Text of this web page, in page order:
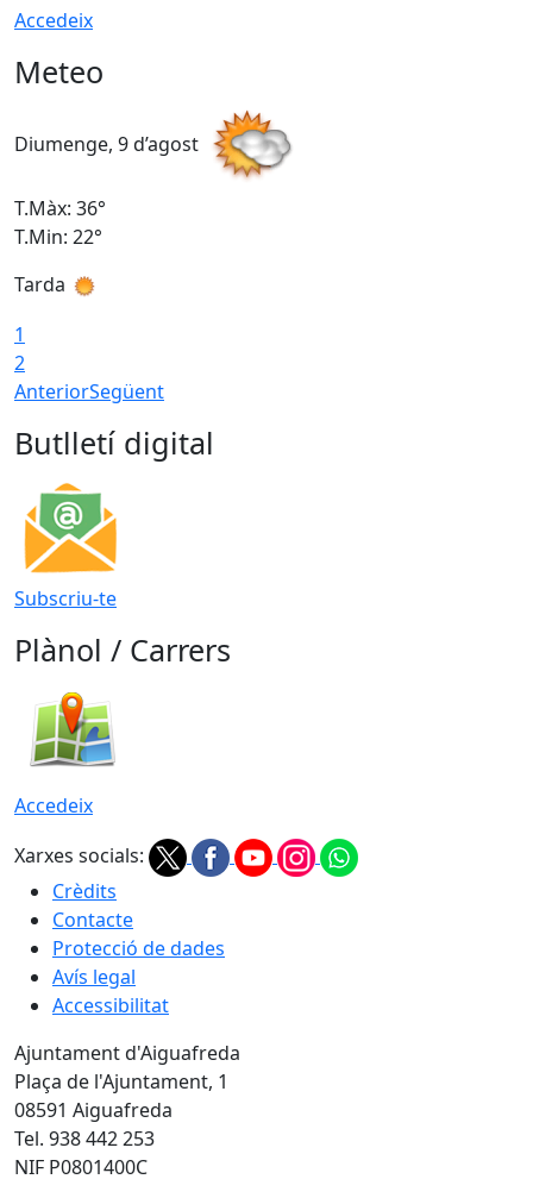
Accedeix
Meteo
Diumenge, 9 d’agost
T.Màx: 36°
T.Min: 22°
Tarda
1
2
AnteriorSegüent
Butlletí digital
Subscriu-te
Plànol / Carrers
Accedeix
Xarxes socials:
Crèdits
Contacte
Protecció de dades
Avís legal
Accessibilitat
Ajuntament d'Aiguafreda
Plaça de l'Ajuntament, 1
08591 Aiguafreda
Tel. 938 442 253
NIF P0801400C